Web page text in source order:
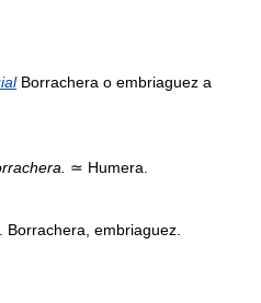
Borrachera o embriaguez a
≃ Humera.
Borrachera, embriaguez.